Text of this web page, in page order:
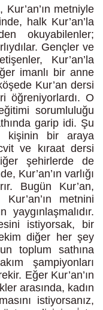
Kur’an’ın metniyle
halk Kur’an’la
okuyabilenler;
Gençler ve
Kur’an’la
imanlı bir anne
Kur’an dersi
öğreniyorlardı. O
sorumluluğu
garip idi. Şu
kişinin bir araya
ve kıraat dersi
şehirlerde de
Kur’an’ın varlığı
Bugün Kur’an,
metnini
istiyorsak, bir
diğer her şey
toplum sathına
şampiyonları
Eğer Kur’an’ın
arasında, kadın
istiyorsanız,